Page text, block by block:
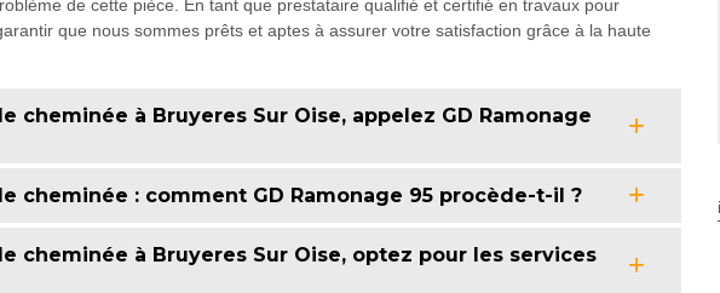
de cette pièce. En tant que prestataire qualifié et certifié en travaux pour
que nous sommes prêts et aptes à assurer votre satisfaction grâce à la haute
cheminée à Bruyeres Sur Oise, appelez GD Ramonage
cheminée : comment GD Ramonage 95 procède-t-il ?
cheminée à Bruyeres Sur Oise, optez pour les services